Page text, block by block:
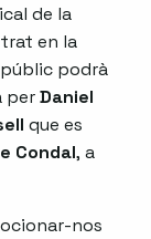
de la
nueva ventana
en la
podrà
perDaniel
que es
Condal, a
nos